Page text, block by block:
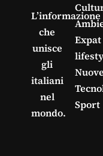
L’informazione
che
unisce
gli
italiani
nel
mondo.
Expat
Nuove
Sport